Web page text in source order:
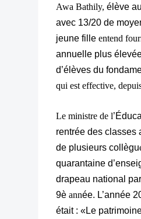
Awa Bathily, élève
avec 13/20 de
jeune fille entend
annuelle plus
d’élèves du
qui est effective,
Le ministre de l
rentrée des classes
de plusieurs collègu
quarantaine
drapeau national
9è année. L’année
était : «Le